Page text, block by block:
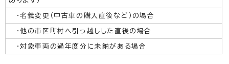
・名義変更（中古車の購入直後など）の場合
・他の市区町村へ引っ越しした直後の場合
・対象車両の過年度分に未納がある場合